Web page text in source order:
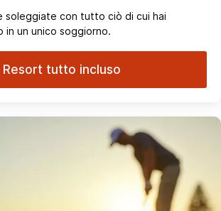
soleggiate con tutto ciò di cui hai
in un unico soggiorno.
Resort tutto incluso